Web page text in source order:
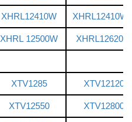
XHRL12410W
XHRL 12500W XHRL12620W
XTV1285 XTV12120
XTV12550 XTV12800